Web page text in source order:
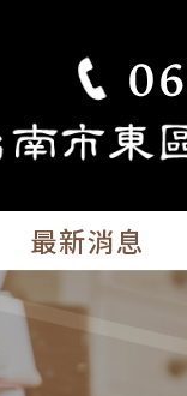
最新消息